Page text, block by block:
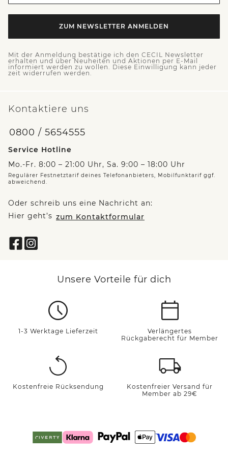
ZUM NEWSLETTER ANMELDEN
Mit der Anmeldung bestätige ich den CECIL Newsletter
erhalten und über Neuheiten und Aktionen per E-Mail
informiert werden zu wollen. Diese Einwilligung kann jeder
zeit widerrufen werden.
Kontaktiere uns
0800 / 5654555
Service Hotline
Mo.-Fr. 8:00 – 21:00 Uhr, Sa. 9:00 – 18:00 Uhr
Regulärer Festnetztarif deines Telefonanbieters, Mobilfunktarif ggf.
abweichend.
Oder schreib uns eine Nachricht an:
Hier geht’s zum Kontaktformular
Unsere Vorteile für dich
1-3 Werktage Lieferzeit
Verlängertes
Rückgaberecht für Member
Kostenfreie Rücksendung
Kostenfreier Versand für
Member ab 29€